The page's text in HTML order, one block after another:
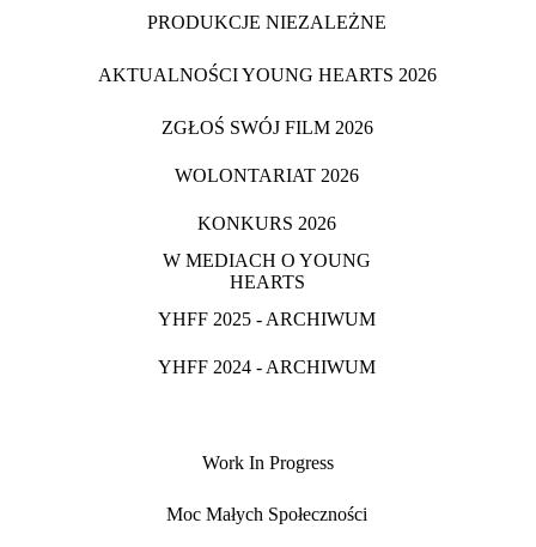
PRODUKCJE NIEZALEŻNE
Work In Progress
YHFF 2025 - ARCHIWUM
YHFF 2024 - ARCHIWUM
W MEDIACH O YOUNG
HEARTS
Moc Małych Społeczności
AKTUALNOŚCI YOUNG HEARTS 2026
WOLONTARIAT 2026
ZGŁOŚ SWÓJ FILM 2026
KONKURS 2026